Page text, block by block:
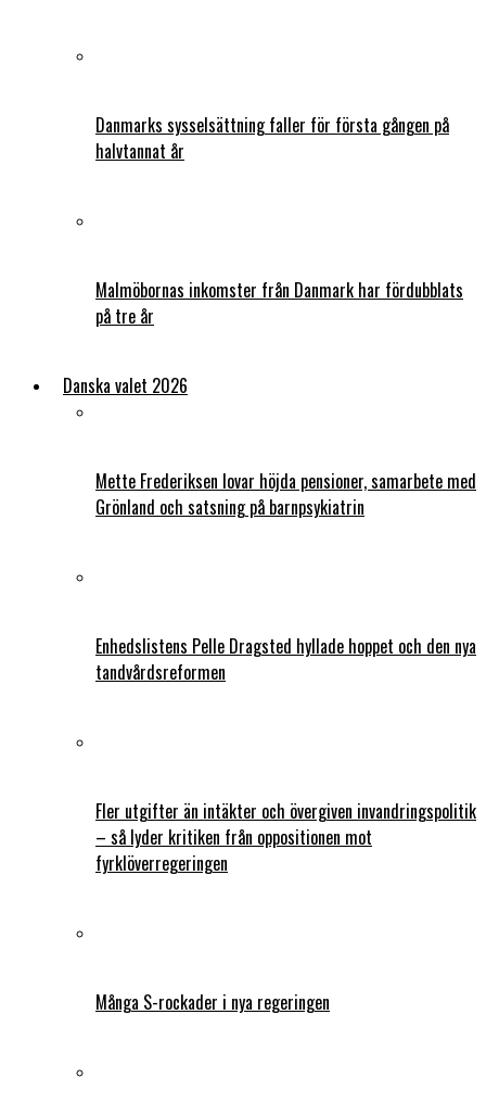
Danmarks sysselsättning faller för första gången på
halvtannat år
Malmöbornas inkomster från Danmark har fördubblats
på tre år
Danska valet 2026
Mette Frederiksen lovar höjda pensioner, samarbete med
Grönland och satsning på barnpsykiatrin
Enhedslistens Pelle Dragsted hyllade hoppet och den nya
tandvårdsreformen
Fler utgifter än intäkter och övergiven invandringspolitik
– så lyder kritiken från oppositionen mot
fyrklöverregeringen
Många S-rockader i nya regeringen